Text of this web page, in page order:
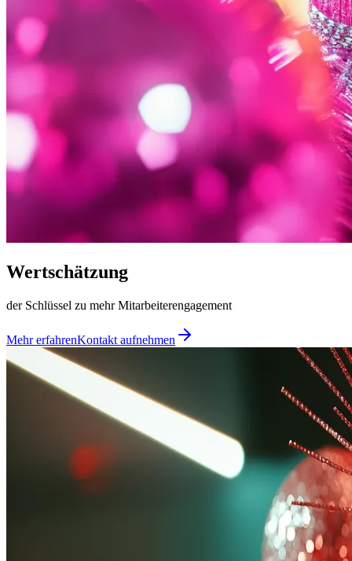
Wertschätzung
der Schlüssel zu mehr Mitarbeiterengagement
Mehr erfahrenKontakt aufnehmen